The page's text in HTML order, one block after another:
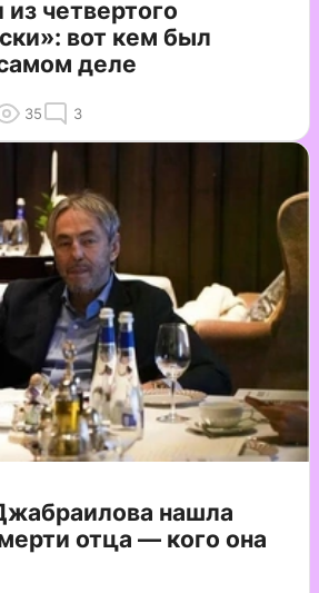
четвертого
вот кем был
деле
35 3
нашла
отца — кого она